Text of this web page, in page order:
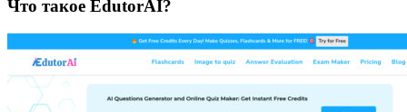
Что такое EdutorAI?